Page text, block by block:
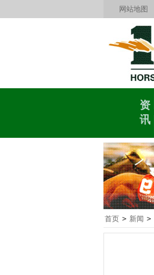
网站地图
资
讯
首页 > 新闻 >